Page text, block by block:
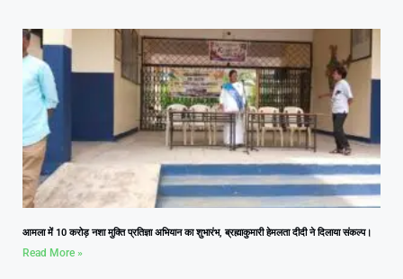
आमला में 10 करोड़ नशा मुक्ति प्रतिज्ञा अभियान का शुभारंभ, ब्रह्माकुमारी हेमलता दीदी ने दिलाया संकल्प।
Read More »